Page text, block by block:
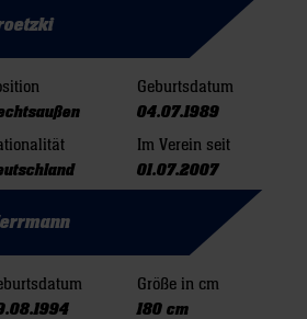
Geburtsdatum
04.07.1989
Im Verein seit
01.07.2007
Größe in cm
180 cm